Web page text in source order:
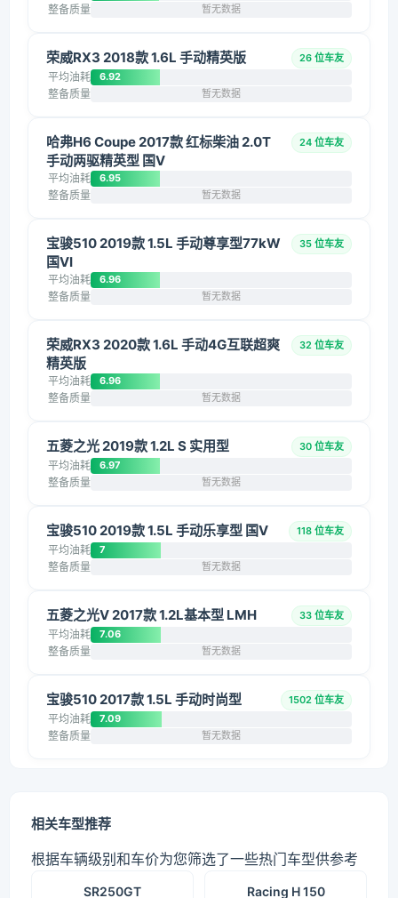
整备质量 暂无数据
荣威RX3 2018款 1.6L 手动精英版 26 位车友
平均油耗 6.92
整备质量 暂无数据
哈弗H6 Coupe 2017款 红标柴油 2.0T
手动两驱精英型 国V
24 位车友
平均油耗 6.95
整备质量 暂无数据
宝骏510 2019款 1.5L 手动尊享型77kW
国VI
35 位车友
平均油耗 6.96
整备质量 暂无数据
荣威RX3 2020款 1.6L 手动4G互联超爽
精英版
32 位车友
平均油耗 6.96
整备质量 暂无数据
五菱之光 2019款 1.2L S 实用型 30 位车友
平均油耗 6.97
整备质量 暂无数据
宝骏510 2019款 1.5L 手动乐享型 国V 118 位车友
平均油耗 7
整备质量 暂无数据
五菱之光V 2017款 1.2L基本型 LMH 33 位车友
平均油耗 7.06
整备质量 暂无数据
宝骏510 2017款 1.5L 手动时尚型 1502 位车友
平均油耗 7.09
整备质量 暂无数据
相关车型推荐
根据车辆级别和车价为您筛选了一些热门车型供参考
SR250GT Racing H 150